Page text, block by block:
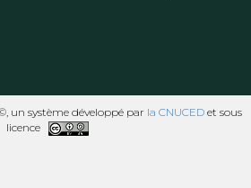
un système développé par la CNUCEDet sous
licence